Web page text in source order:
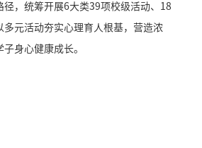
径，统筹开展6大类39项校级活动、18
多元活动夯实心理育人根基，营造浓
身心健康成长。